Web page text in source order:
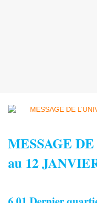
MESSAGE
au 12